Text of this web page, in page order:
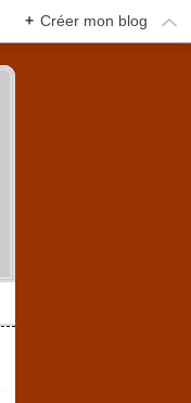
+ Créer mon blog